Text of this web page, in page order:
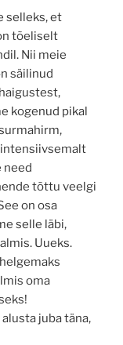
selleks, et
tõeliselt
Nii meie
säilinud
kogenud pikal
need
tõttu veelgi
on osa
selle läbi,
Uueks.
oma
juba täna,